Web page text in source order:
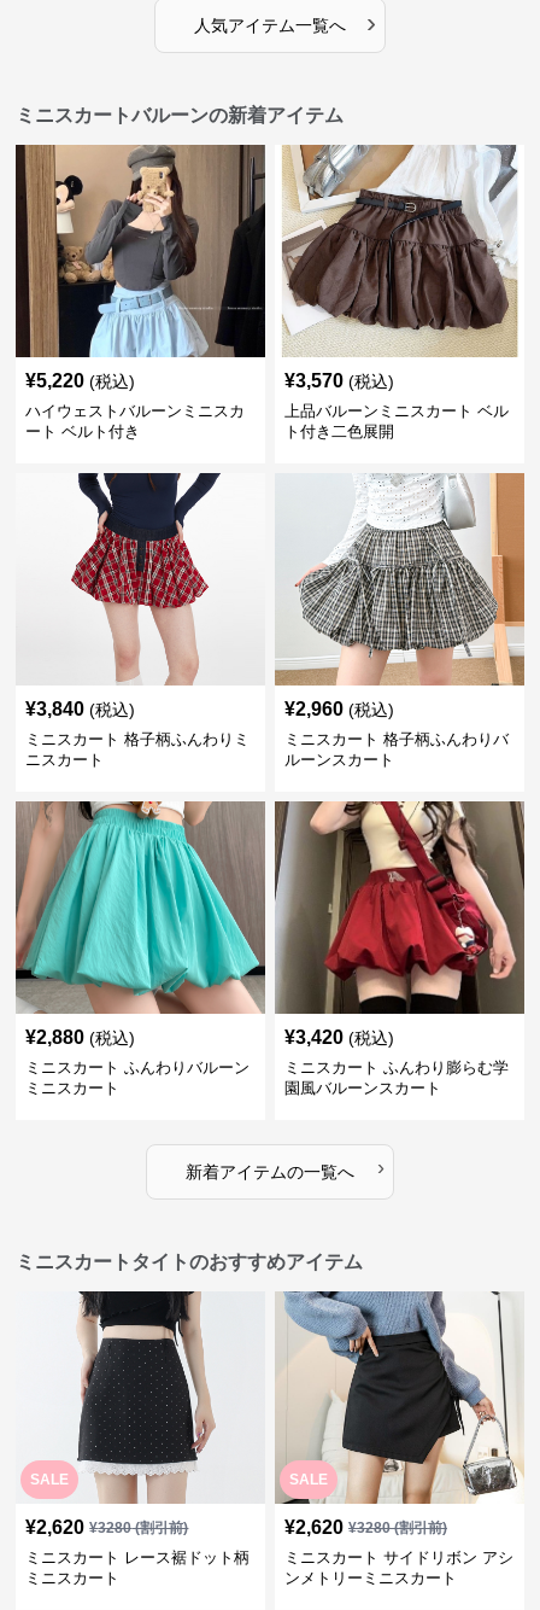
人気アイテム一覧へ ›
ミニスカートバルーンの新着アイテム
¥5,220 (税込)
ハイウェストバルーンミニスカ
ート ベルト付き
¥3,570 (税込)
上品バルーンミニスカート ベル
ト付き二色展開
¥3,840 (税込)
ミニスカート 格子柄ふんわりミ
ニスカート
¥2,960 (税込)
ミニスカート 格子柄ふんわりバ
ルーンスカート
¥2,880 (税込)
ミニスカート ふんわりバルーン
ミニスカート
¥3,420 (税込)
ミニスカート ふんわり膨らむ学
園風バルーンスカート
新着アイテムの一覧へ ›
ミニスカートタイトのおすすめアイテム
SALE
¥2,620 ¥3280(割引前)
ミニスカート レース裾ドット柄
ミニスカート
SALE
¥2,620 ¥3280(割引前)
ミニスカート サイドリボン アシ
ンメトリーミニスカート